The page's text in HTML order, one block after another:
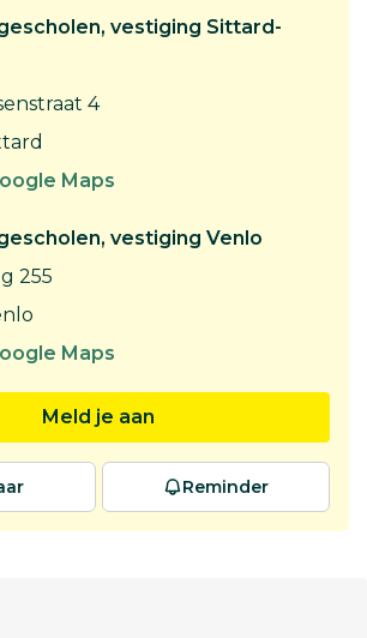
vestiging Sittard-
4
Maps
vestiging Venlo
255
Maps
Meld je aan
Reminder